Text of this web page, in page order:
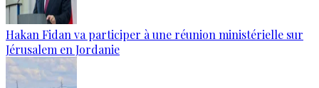
Hakan Fidan va participer à une réunion ministérielle sur
Jérusalem en Jordanie